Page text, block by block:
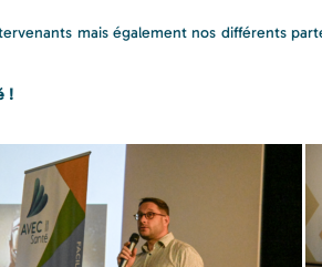
mais également nos différents
!